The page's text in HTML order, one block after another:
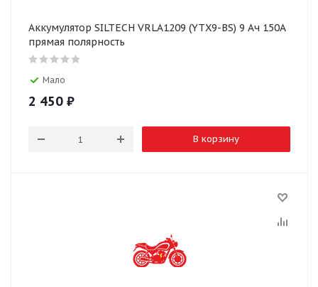
Аккумулятор SILTECH VRLA1209 (YTX9-BS) 9 Ач 150А
прямая полярность
Мало
2 450 ₽
В корзину